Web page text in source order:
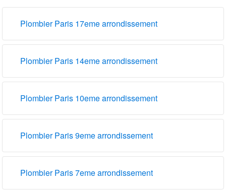
Plombier Paris 17eme arrondissement
Plombier Paris 14eme arrondissement
Plombier Paris 10eme arrondissement
Plombier Paris 9eme arrondissement
Plombier Paris 7eme arrondissement